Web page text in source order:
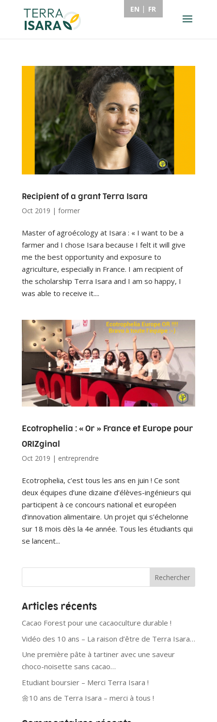
Recipient of a grant Terra Isara
Oct 2019 | former
Master of agroécology at Isara : « I want to be a
farmer and I chose Isara because I felt it will give
me the best opportunity and exposure to
agriculture, especially in France. I am recipient of
the scholarship Terra Isara and I am so happy, I
was able to receive it....
Ecotrophelia : « Or » France et Europe pour
ORIZginal
Oct 2019 | entreprendre
Ecotrophelia, c’est tous les ans en juin ! Ce sont
deux équipes d’une dizaine d’élèves-ingénieurs qui
participent à ce concours national et européen
d’innovation alimentaire. Un projet qui s’échelonne
sur 18 mois dès la 4e année. Tous les étudiants qui
se lancent...
Articles récents
Cacao Forest pour une cacaoculture durable !
Vidéo des 10 ans – La raison d’être de Terra Isara…
Une première pâte à tartiner avec une saveur
choco-noisette sans cacao…
Etudiant boursier – Merci Terra Isara !
🌼10 ans de Terra Isara – merci à tous !
EN FR